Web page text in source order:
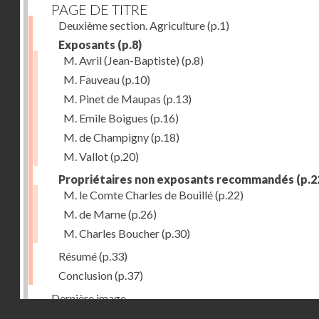
PAGE DE TITRE
Deuxième section. Agriculture(p.1)
Exposants (p.8)
M. Avril (Jean-Baptiste) (p.8)
M. Fauveau(p.10)
M. Pinet de Maupas (p.13)
M. Emile Boigues (p.16)
M. de Champigny(p.18)
M. Vallot(p.20)
Propriétaires non exposants recommandés
M. le Comte Charles de Bouillé(p.22)
M. de Marne(p.26)
M. Charles Boucher(p.30)
Résumé(p.33)
Conclusion(p.37)
Dernière image